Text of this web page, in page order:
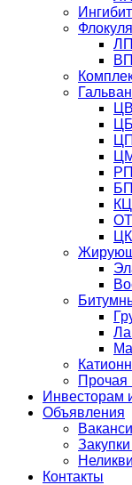
ЦБ
Прочая
Инвесторам
Объявления
Контакты